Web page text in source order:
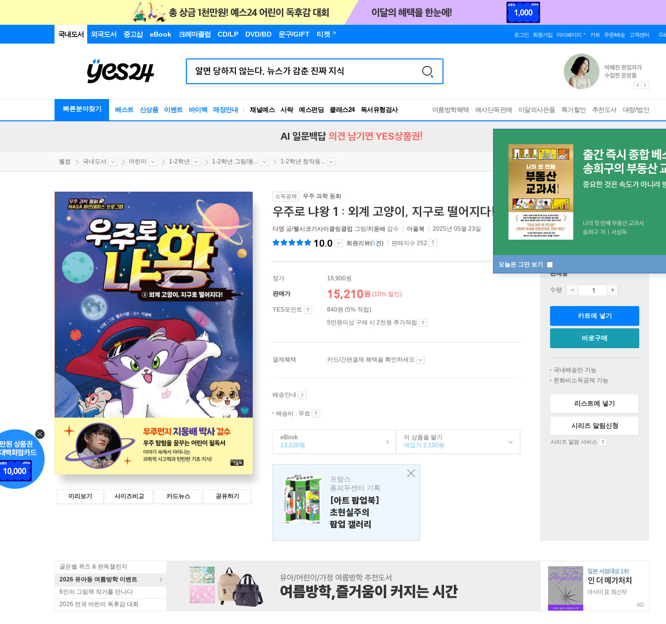
국내도서 외국도서 중고샵 eBook 크레마클럽 CD/LP DVD/BD 문구/GIFT 티켓 로그인 회원가입 마이페이지 카트 주문/배송 고객센터
빠른분야찾기 베스트 신상품 이벤트 바이백 매장안내 채널예스 사락 예스펀딩 클래스24
독서유형검사
RBTI Lab
여름방학혜택 예사단독판매 이달의사은품 특가할인 추천도서 대량/법인
오늘은 그만 보기
AI 일문백답 의견 남기면 YES상품권!
웰컴 국내도서 어린이 1-2학년 1-2학년 그림/동... 1-2학년 창작동...
미리보기 사이즈비교 카드뉴스 공유하기
소득공제 우주 과학 동화
우주로 냐왕 1 : 외계 고양이, 지구로 떨어지다! [ 컬러, 양장 ]
다영 글/웰시코기사이클링클럽 그림/지웅배 감수 아울북 2025년 05월 23일
10.0 회원리뷰(6건) 판매지수 252
정가 16,900원
판매가 15,210원 (10% 할인)
YES포인트
840원 (5% 적립)
5만원이상 구매 시 2천원 추가적립
결제혜택 카드/간편결제 혜택을 확인하세요
배송안내
배송비 : 무료
eBook
13,520원
이 상품을 팔기
매입가 2,100원
프랑스
퐁피두센터 기획
[아트 팝업북]
초현실주의
팝업 갤러리
판매중
수량
카트에 넣기
바로구매
국내배송만 가능
문화비소득공제 가능
리스트에 넣기
시리즈 알림신청
시리즈 알림 서비스
골든벨 퀴즈 & 완독챌린지
2026 유아동 여름방학 이벤트
6인의 그림책 작가를 만나다
2026 전국 어린이 독후감 대회
AD